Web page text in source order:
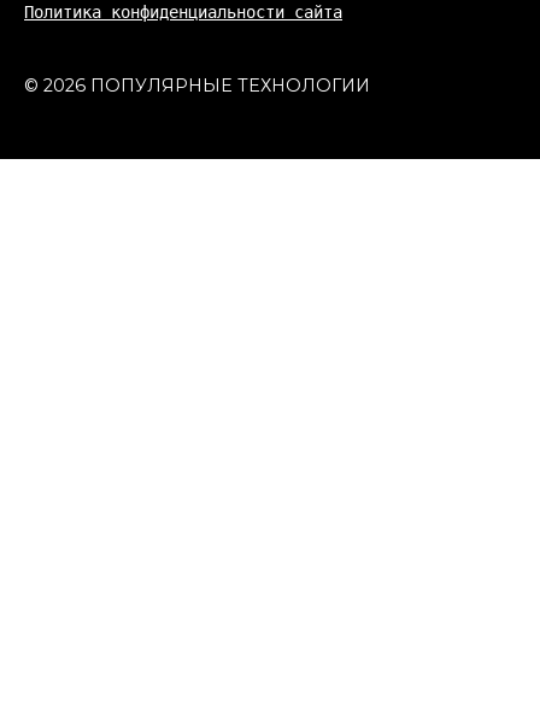
Политика конфиденциальности сайта
© 2026 ПОПУЛЯРНЫЕ ТЕХНОЛОГИИ